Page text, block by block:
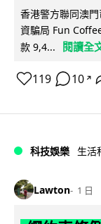
香港警方聯同澳
資騙局 Fun
款 9,4...
閱讀全
119 10 ↗
科技娛樂 生活
Lawton 1 日